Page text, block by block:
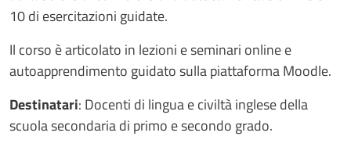
10 di esercitazioni guidate.
Il corso è articolato in lezioni e seminari online e
autoapprendimento guidato sulla piattaforma Moodle.
Destinatari: Docenti di lingua e civiltà inglese della
scuola secondaria di primo e secondo grado.